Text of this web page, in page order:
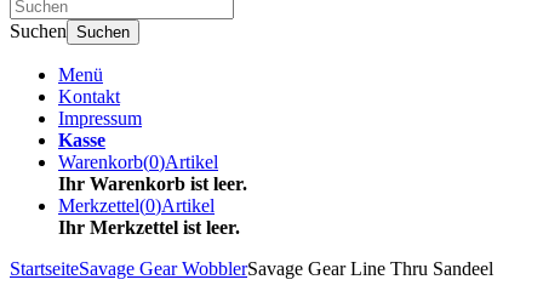
Suchen Suchen
Menü
Kontakt
Impressum
Kasse
Warenkorb(0)Artikel
Ihr Warenkorb ist leer.
Merkzettel(0)Artikel
Ihr Merkzettel ist leer.
StartseiteSavage Gear WobblerSavage Gear Line Thru Sandeel